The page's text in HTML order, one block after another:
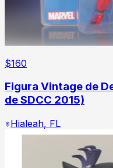
$160
Figura Vintage de
de SDCC 2015)
Hialeah, FL